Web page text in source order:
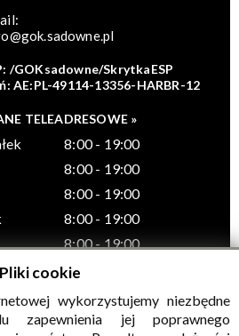
/GOKsadowne/SkrytkaESP
AE:PL-49114-13356-HARBR-12
TELEADRESOWE »
8:00 - 19:00
8:00 - 19:00
8:00 - 19:00
8:00 - 19:00
8:00 - 19:00
Pliki cookie
wykorzystujemy niezbędne
jej poprawnego